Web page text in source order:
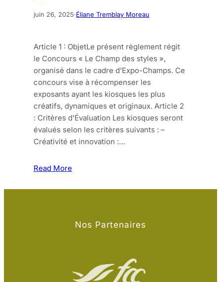
juin 26, 2025·Éliane Tremblay Moreau
Article 1 : ObjetLe présent règlement régit
le Concours « Le Champ des styles »,
organisé dans le cadre d’Expo-Champs. Ce
concours vise à récompenser les
exposants ayant les kiosques les plus
créatifs, dynamiques et originaux. Article 2
: Critères d’Évaluation Les kiosques seront
évalués selon les critères suivants : –
Créativité et innovation :…
Read More
Nos Partenaires